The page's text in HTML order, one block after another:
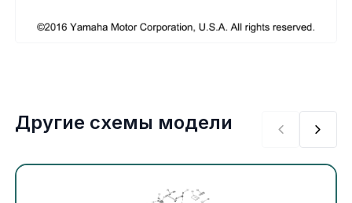
Электрика
Другие схемы модели